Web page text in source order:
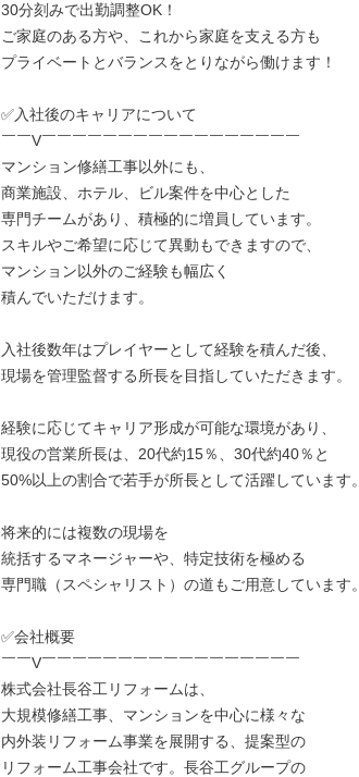
30分刻みで出勤調整OK！
ご家庭のある方や、これから家庭を支える方も
プライベートとバランスをとりながら働けます！
✅入社後のキャリアについて
￣￣V￣￣￣￣￣￣￣￣￣￣￣￣￣￣￣￣￣
マンション修繕工事以外にも、
商業施設、ホテル、ビル案件を中心とした
専門チームがあり、積極的に増員しています。
スキルやご希望に応じて異動もできますので、
マンション以外のご経験も幅広く
積んでいただけます。
入社後数年はプレイヤーとして経験を積んだ後、
現場を管理監督する所長を目指していただきます。
経験に応じてキャリア形成が可能な環境があり、
現役の営業所長は、20代約15％、30代約40％と
50%以上の割合で若手が所長として活躍しています。
将来的には複数の現場を
統括するマネージャーや、特定技術を極める
専門職（スペシャリスト）の道もご用意しています。
✅会社概要
￣￣V￣￣￣￣￣￣￣￣￣￣￣￣￣￣￣￣￣
株式会社長谷工リフォームは、
大規模修繕工事、マンションを中心に様々な
内外装リフォーム事業を展開する、提案型の
リフォーム工事会社です。長谷工グループの